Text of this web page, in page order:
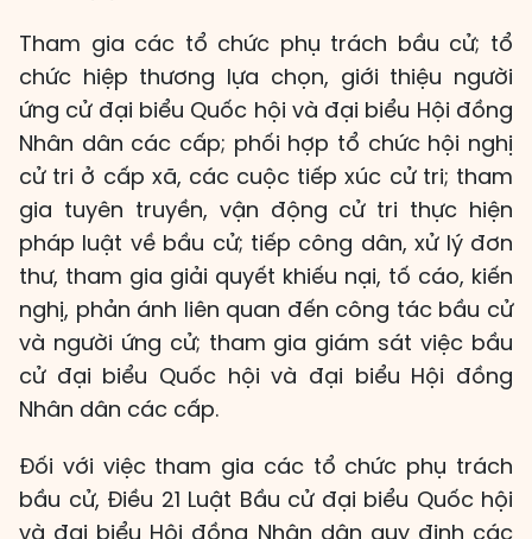
Tham gia các tổ chức phụ trách bầu cử; tổ
chức hiệp thương lựa chọn, giới thiệu người
ứng cử đại biểu Quốc hội và đại biểu Hội đồng
Nhân dân các cấp; phối hợp tổ chức hội nghị
cử tri ở cấp xã, các cuộc tiếp xúc cử tri; tham
gia tuyên truyền, vận động cử tri thực hiện
pháp luật về bầu cử; tiếp công dân, xử lý đơn
thư, tham gia giải quyết khiếu nại, tố cáo, kiến
nghị, phản ánh liên quan đến công tác bầu cử
và người ứng cử; tham gia giám sát việc bầu
cử đại biểu Quốc hội và đại biểu Hội đồng
Nhân dân các cấp.
Đối với việc tham gia các tổ chức phụ trách
bầu cử, Điều 21 Luật Bầu cử đại biểu Quốc hội
và đại biểu Hội đồng Nhân dân quy định các